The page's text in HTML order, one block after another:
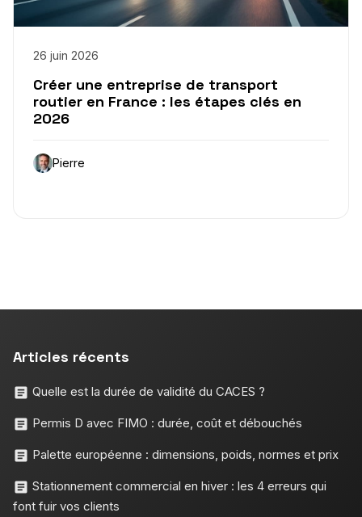
26 juin 2026
Créer une entreprise de transport
routier en France : les étapes clés en
2026
Pierre
Articles récents
Quelle est la durée de validité du CACES ?
Permis D avec FIMO : durée, coût et débouchés
Palette européenne : dimensions, poids, normes et prix
Stationnement commercial en hiver : les 4 erreurs qui
font fuir vos clients